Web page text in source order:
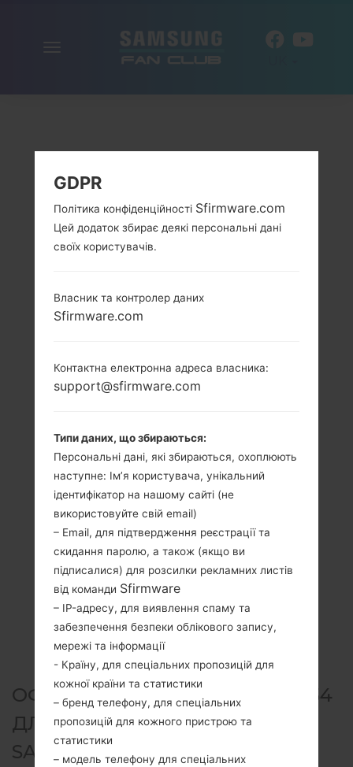
ОФІЦІЙНА ПРОШИВКА #28554
ДЛЯ SM-G316U -
SAMSUNGGALAXY ACE 4
GDPR
Політика конфіденційності Sfirmware.com
Цей додаток збирає деякі персональні дані
своїх користувачів.
Власник та контролер даних
Sfirmware.com
Контактна електронна адреса власника:
support@sfirmware.com
Типи даних, що збираються:
Персональні дані, які збираються, охоплюють
наступне: Ім’я користувача, унікальний
ідентифікатор на нашому сайті (не
використовуйте свій email)
– Email, для підтвердження реєстрації та
скидання паролю, а також (якщо ви
підписалися) для розсилки рекламних листів
від команди Sfirmware
– IP-адресу, для виявлення спаму та
забезпечення безпеки облікового запису,
мережі та інформації
- Країну, для спеціальних пропозицій для
кожної країни та статистики
– бренд телефону, для спеціальних
пропозицій для кожного пристрою та
статистики
– модель телефону для спеціальних